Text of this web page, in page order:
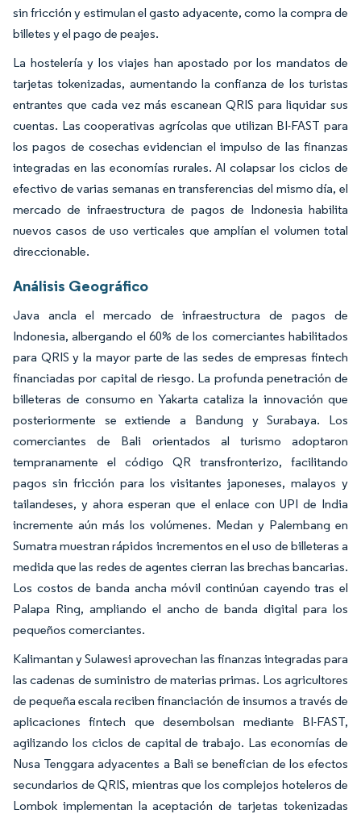
sin fricción y estimulan el gasto adyacente, como la compra de
billetes y el pago de peajes.
La hostelería y los viajes han apostado por los mandatos de
tarjetas tokenizadas, aumentando la confianza de los turistas
entrantes que cada vez más escanean QRIS para liquidar sus
cuentas. Las cooperativas agrícolas que utilizan BI-FAST para
los pagos de cosechas evidencian el impulso de las finanzas
integradas en las economías rurales. Al colapsar los ciclos de
efectivo de varias semanas en transferencias del mismo día, el
mercado de infraestructura de pagos de Indonesia habilita
nuevos casos de uso verticales que amplían el volumen total
direccionable.
Análisis Geográfico
Java ancla el mercado de infraestructura de pagos de
Indonesia, albergando el 60% de los comerciantes habilitados
para QRIS y la mayor parte de las sedes de empresas fintech
financiadas por capital de riesgo. La profunda penetración de
billeteras de consumo en Yakarta cataliza la innovación que
posteriormente se extiende a Bandung y Surabaya. Los
comerciantes de Bali orientados al turismo adoptaron
tempranamente el código QR transfronterizo, facilitando
pagos sin fricción para los visitantes japoneses, malayos y
tailandeses, y ahora esperan que el enlace con UPI de India
incremente aún más los volúmenes. Medan y Palembang en
Sumatra muestran rápidos incrementos en el uso de billeteras a
medida que las redes de agentes cierran las brechas bancarias.
Los costos de banda ancha móvil continúan cayendo tras el
Palapa Ring, ampliando el ancho de banda digital para los
pequeños comerciantes.
Kalimantan y Sulawesi aprovechan las finanzas integradas para
las cadenas de suministro de materias primas. Los agricultores
de pequeña escala reciben financiación de insumos a través de
aplicaciones fintech que desembolsan mediante BI-FAST,
agilizando los ciclos de capital de trabajo. Las economías de
Nusa Tenggara adyacentes a Bali se benefician de los efectos
secundarios de QRIS, mientras que los complejos hoteleros de
Lombok implementan la aceptación de tarjetas tokenizadas